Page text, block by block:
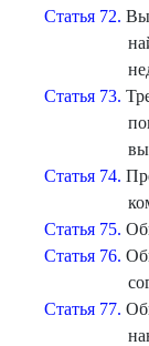
Статья 72.
Статья 73.
Статья 74.
Статья 75.
Статья 76.
Статья 77.